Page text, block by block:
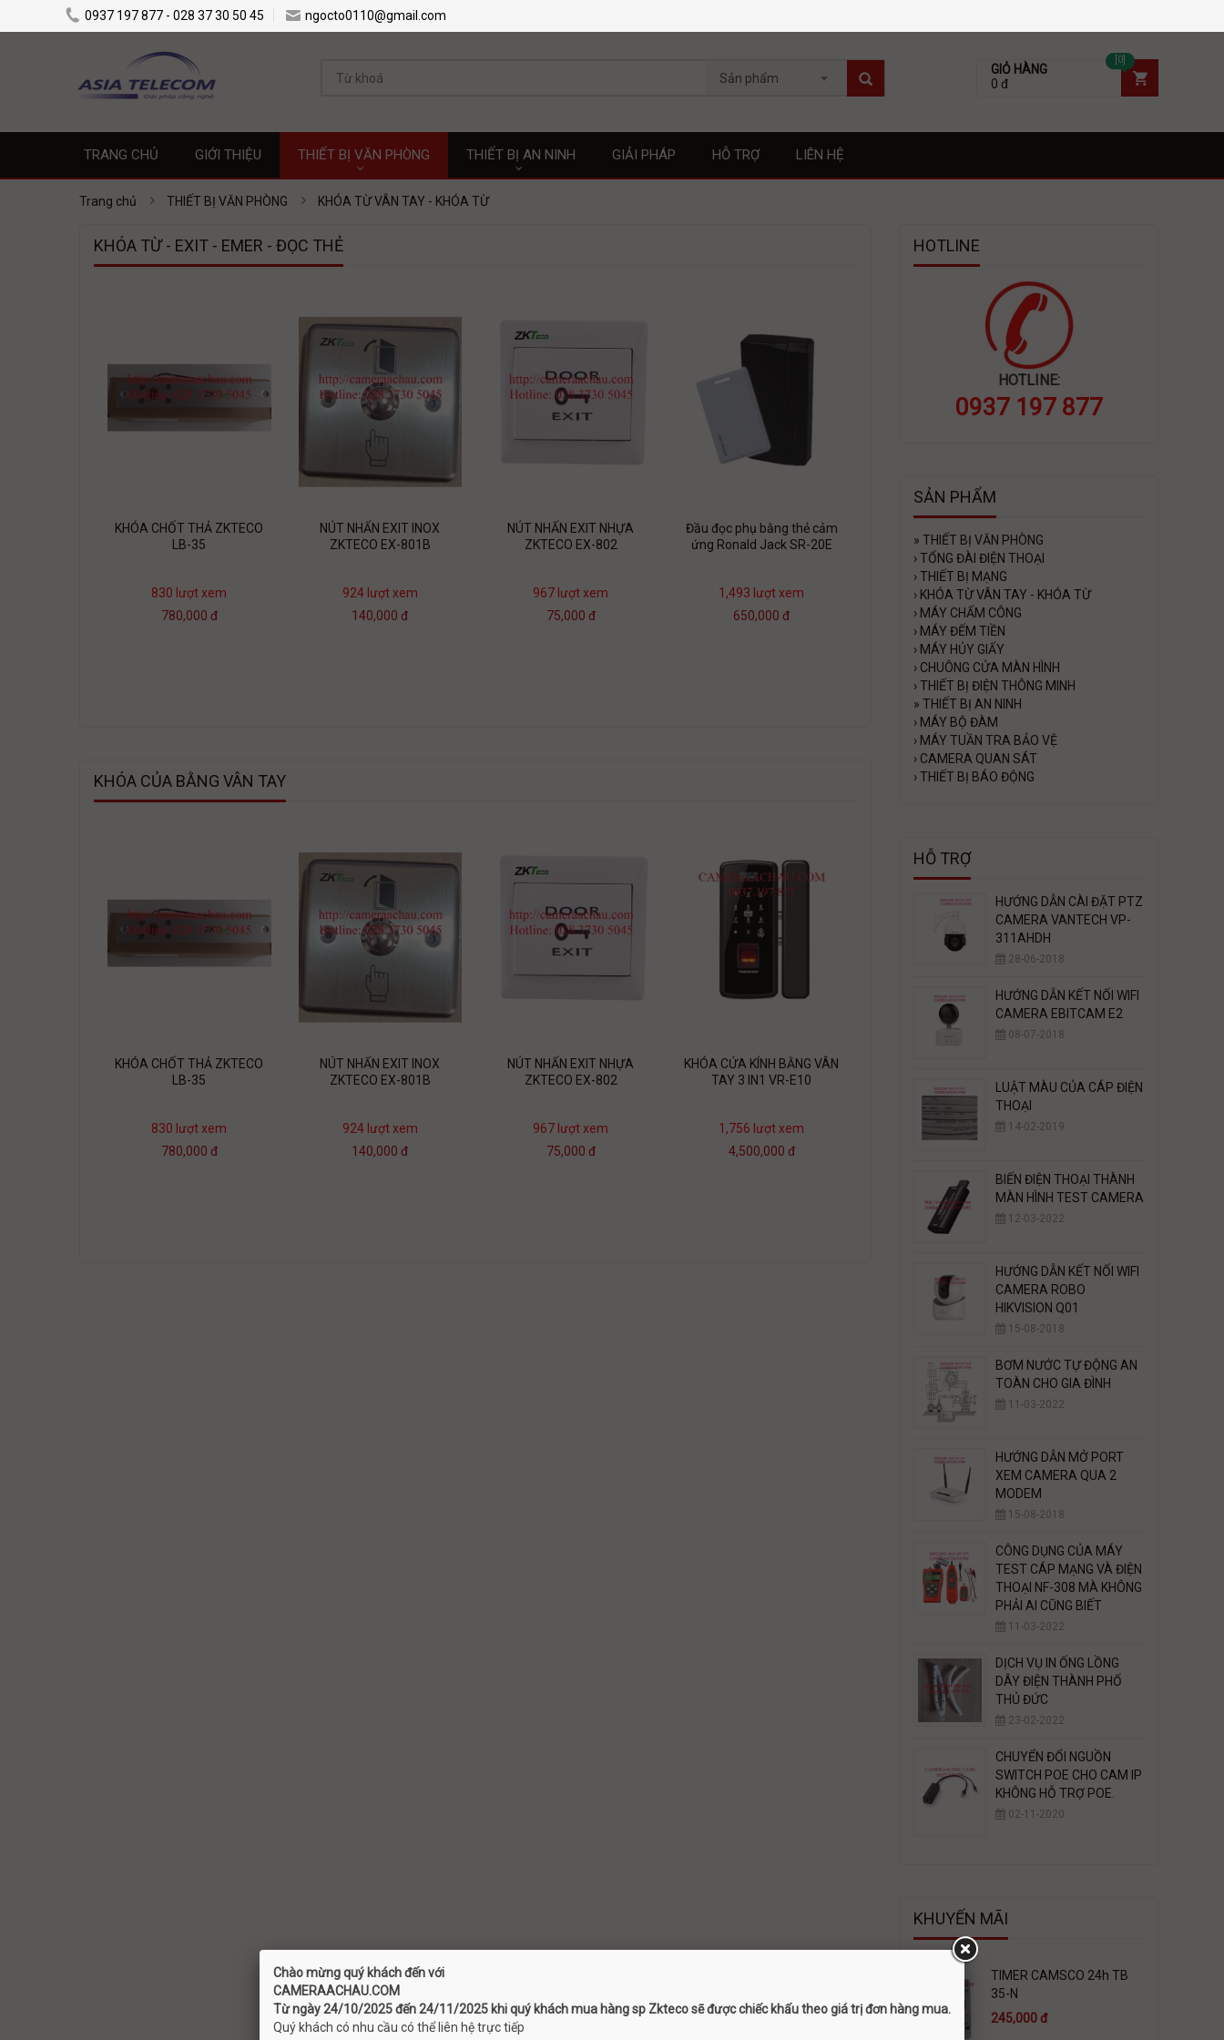
0937 197 877 - 028 37 30 50 45 ngocto0110@gmail.com
Sản phẩm
GIỎ HÀNG
0 đ
[0]
TRANG CHỦ GIỚI THIỆU THIẾT BỊ VĂN PHÒNG THIẾT BỊ AN NINH GIẢI PHÁP HỖ TRỢ LIÊN HỆ
Trang chủ THIẾT BỊ VĂN PHÒNG KHÓA TỪ VÂN TAY - KHÓA TỪ
KHÓA TỪ - EXIT - EMER - ĐỌC THẺ
KHÓA CHỐT THẢ ZKTECO
LB-35
830 lượt xem
780,000 đ
NÚT NHẤN EXIT INOX
ZKTECO EX-801B
924 lượt xem
140,000 đ
NÚT NHẤN EXIT NHỰA
ZKTECO EX-802
967 lượt xem
75,000 đ
Đầu đọc phụ bằng thẻ cảm
ứng Ronald Jack SR-20E
1,493 lượt xem
650,000 đ
KHÓA CỦA BẰNG VÂN TAY
KHÓA CHỐT THẢ ZKTECO
LB-35
830 lượt xem
780,000 đ
NÚT NHẤN EXIT INOX
ZKTECO EX-801B
924 lượt xem
140,000 đ
NÚT NHẤN EXIT NHỰA
ZKTECO EX-802
967 lượt xem
75,000 đ
KHÓA CỬA KÍNH BẰNG VÂN
TAY 3 IN1 VR-E10
1,756 lượt xem
4,500,000 đ
HOTLINE
HOTLINE:
0937 197 877
SẢN PHẨM
» THIẾT BỊ VĂN PHÒNG
›TỔNG ĐÀI ĐIỆN THOẠI
›THIẾT BỊ MẠNG
› KHÓA TỪ VÂN TAY - KHÓA TỪ
› MÁY CHẤM CÔNG
› MÁY ĐẾM TIỀN
› MÁY HỦY GIẤY
› CHUÔNG CỬA MÀN HÌNH
›THIẾT BỊ ĐIỆN THÔNG MINH
» THIẾT BỊ AN NINH
› MÁY BỘ ĐÀM
› MÁY TUẦN TRA BẢO VỆ
› CAMERA QUAN SÁT
›THIẾT BỊ BÁO ĐỘNG
HỖ TRỢ
HƯỚNG DẪN CÀI ĐẶT PTZ
CAMERA VANTECH VP-
311AHDH
28-06-2018
HƯỚNG DẪN KẾT NỐI WIFI
CAMERA EBITCAM E2
08-07-2018
LUẬT MÀU CỦA CÁP ĐIỆN
THOẠI
14-02-2019
BIẾN ĐIỆN THOẠI THÀNH
MÀN HÌNH TEST CAMERA
12-03-2022
HƯỚNG DẪN KẾT NỐI WIFI
CAMERA ROBO
HIKVISION Q01
15-08-2018
BƠM NƯỚC TỰ ĐỘNG AN
TOÀN CHO GIA ĐÌNH
11-03-2022
HƯỚNG DẪN MỞ PORT
XEM CAMERA QUA 2
MODEM
15-08-2018
CÔNG DỤNG CỦA MÁY
TEST CÁP MẠNG VÀ ĐIỆN
THOẠI NF-308 MÀ KHÔNG
PHẢI AI CŨNG BIẾT
11-03-2022
DỊCH VỤ IN ỐNG LỒNG
DÂY ĐIỆN THÀNH PHỐ
THỦ ĐỨC
23-02-2022
CHUYỂN ĐỔI NGUỒN
SWITCH POE CHO CAM IP
KHÔNG HỖ TRỢ POE.
02-11-2020
KHUYẾN MÃI
TIMER CAMSCO 24h TB
35-N
245,000 đ
Chào mừng quý khách đến với
CAMERAACHAU.COM
Từ ngày 24/10/2025 đến 24/11/2025 khi quý khách mua hàng sp Zkteco sẽ được chiếc khấu theo giá trị đơn hàng mua.
Quý khách có nhu cầu có thể liên hệ trực tiếp